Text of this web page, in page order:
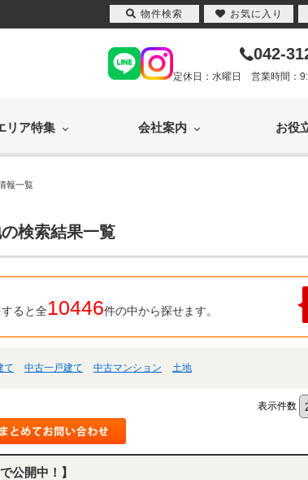
042-
定休日：水曜日 営業時間：
リア特集 会社案内 お役
報一覧
検索結果一覧
ると全10446件の中から探せます。
て 中古一戸建て 中古マンション 土地
表示件数
公開中！】
物件検索 お気に入り